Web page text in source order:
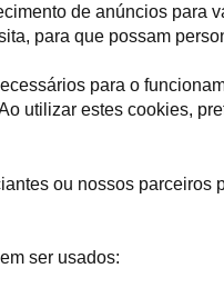
de anúncios para
para que possam
para o
utilizar estes cookies,
ou nossos parceiros
ser usados: